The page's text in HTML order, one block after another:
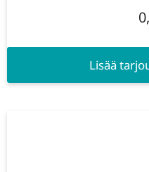
Lisää